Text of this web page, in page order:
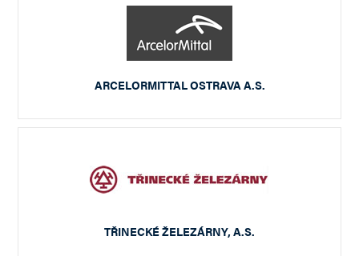
ARCELORMITTAL OSTRAVA A.S.
TŘINECKÉ ŽELEZÁRNY, A.S.